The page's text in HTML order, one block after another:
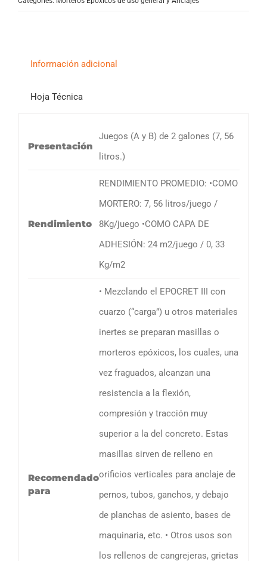
Información adicional
Hoja Técnica
Presentación
Juegos (A y B) de 2 galones (7, 56
litros.)
Rendimiento
RENDIMIENTO PROMEDIO: •COMO
MORTERO: 7, 56 litros/juego /
8Kg/juego •COMO CAPA DE
ADHESIÓN: 24 m2/juego / 0, 33
Kg/m2
Recomendado
para
• Mezclando el EPOCRET III con
cuarzo (“carga”) u otros materiales
inertes se preparan masillas o
morteros epóxicos, los cuales, una
vez fraguados, alcanzan una
resistencia a la flexión,
compresión y tracción muy
superior a la del concreto. Estas
masillas sirven de relleno en
orificios verticales para anclaje de
pernos, tubos, ganchos, y debajo
de planchas de asiento, bases de
maquinaria, etc. • Otros usos son
los rellenos de cangrejeras, grietas